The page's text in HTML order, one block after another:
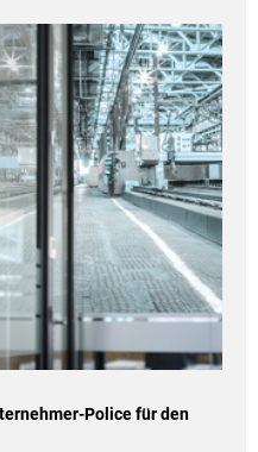
Police für den